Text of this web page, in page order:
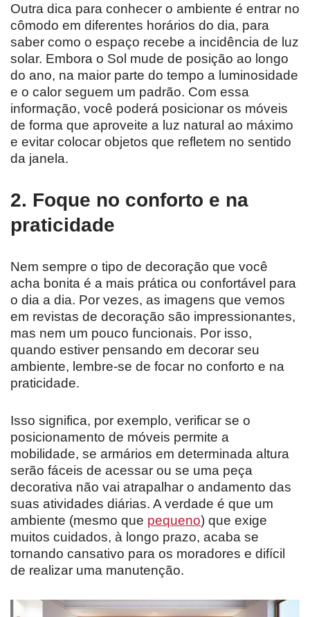
Outra dica para conhecer o ambiente é entrar no
cômodo em diferentes horários do dia, para
saber como o espaço recebe a incidência de luz
solar. Embora o Sol mude de posição ao longo
do ano, na maior parte do tempo a luminosidade
e o calor seguem um padrão. Com essa
informação, você poderá posicionar os móveis
de forma que aproveite a luz natural ao máximo
e evitar colocar objetos que refletem no sentido
da janela.
2. Foque no conforto e na
praticidade
Nem sempre o tipo de decoração que você
acha bonita é a mais prática ou confortável para
o dia a dia. Por vezes, as imagens que vemos
em revistas de decoração são impressionantes,
mas nem um pouco funcionais. Por isso,
quando estiver pensando em decorar seu
ambiente, lembre-se de focar no conforto e na
praticidade.
Isso significa, por exemplo, verificar se o
posicionamento de móveis permite a
mobilidade, se armários em determinada altura
serão fáceis de acessar ou se uma peça
decorativa não vai atrapalhar o andamento das
suas atividades diárias. A verdade é que um
ambiente (mesmo que pequeno) que exige
muitos cuidados, à longo prazo, acaba se
tornando cansativo para os moradores e difícil
de realizar uma manutenção.